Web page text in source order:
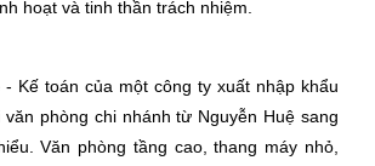
hoạt và tinh thần trách nhiệm.
- Kế toán của một công ty xuất nhập khẩu
phòng chi nhánh từ Nguyễn Huệ sang
Văn phòng tầng cao, thang máy nhỏ,